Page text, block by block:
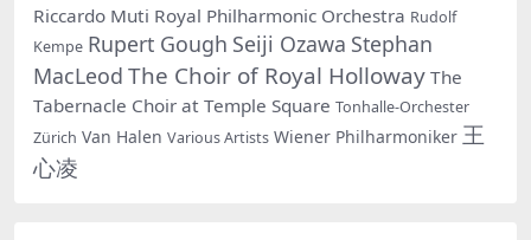
Riccardo Muti Royal Philharmonic Orchestra Rudolf
Kempe Rupert Gough Seiji Ozawa Stephan
MacLeod The Choir of Royal Holloway The
Tabernacle Choir at Temple Square Tonhalle-Orchester
Zürich Van Halen Various Artists Wiener Philharmoniker 王
心凌